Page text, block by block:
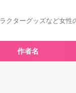
クターグッズなど女性
作者名